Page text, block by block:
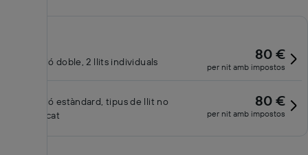
Habitació doble, 2 llits individuals 80 €
per nit amb impostos
Habitació estàndard, tipus de llit no
especificat
80 €
per nit amb impostos